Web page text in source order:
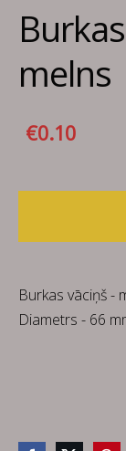
melns
€0.10
Burkas vāciņš -
Diametrs - 66